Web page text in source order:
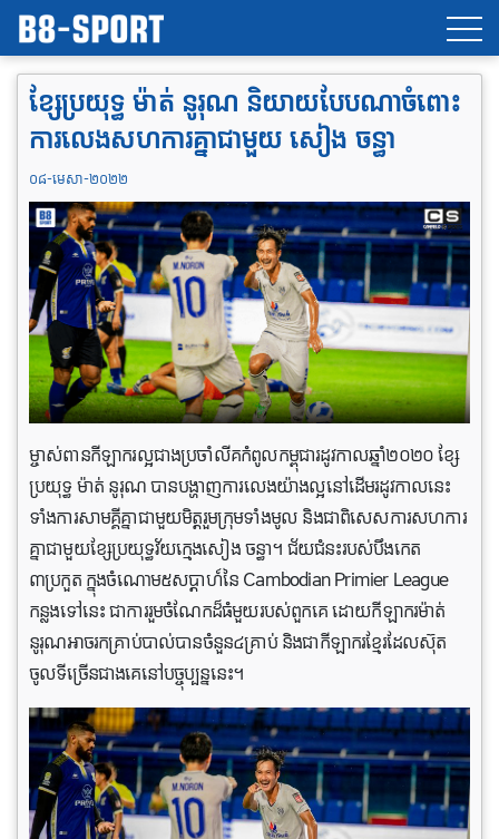
ខ្សែប្រយុទ្ធ ម៉ាត់ នូរុណ និយាយបែបណាចំពោះ
ការលេងសហការគ្នាជាមួយ សៀង ចន្ធា
០៨-មេសា-២០២២
ម្ចាស់ពានកីឡាករល្អជាងប្រចាំលីគកំពូលកម្ពុជារដូវកាលឆ្នាំ២០២០ ខ្សែ
ប្រយុទ្ធ ម៉ាត់ នូរុណ បានបង្ហាញការលេងយ៉ាងល្អនៅដើមរដូវកាលនេះ
ទាំងការសាមគ្គីគ្នាជាមួយមិត្តរួមក្រុមទាំងមូល និងជាពិសេសការសហការ
គ្នាជាមួយខ្សែប្រយុទ្ធវ័យក្មេងសៀង ចន្ធា។ ជ័យជំនះរបស់បឹងកេត
៣ប្រកួត ក្នុងចំណោម៥សប្ដាហ៍នៃ Cambodian Primier League
កន្លងទៅនេះ ជាការរួមចំណែកដ៏ធំមួយរបស់ពួកគេ ដោយកីឡាករម៉ាត់
នូរុណអាចរកគ្រាប់បាល់បានចំនួន​៤គ្រាប់ និងជាកីឡាករខ្មែរដែលស៊ុត
ចូលទីច្រើនជាងគេនៅបច្ចុប្បន្ននេះ។